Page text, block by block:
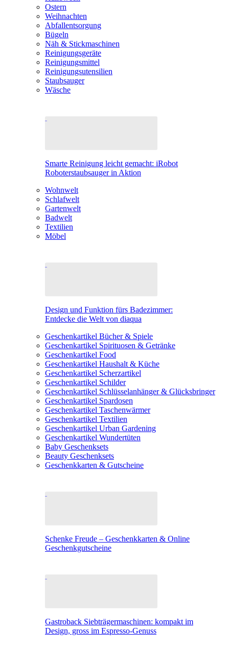
Ostern
Weihnachten
Abfallentsorgung
Bügeln
Näh & Stickmaschinen
Reinigungsgeräte
Reinigungsmittel
Reinigungsutensilien
Staubsauger
Wäsche
Smarte Reinigung leicht gemacht: iRobot
Roboterstaubsauger in Aktion
Wohnwelt
Schlafwelt
Gartenwelt
Badwelt
Textilien
Möbel
Design und Funktion fürs Badezimmer:
Entdecke die Welt von diaqua
Geschenkartikel Bücher & Spiele
Geschenkartikel Spirituosen & Getränke
Geschenkartikel Food
Geschenkartikel Haushalt & Küche
Geschenkartikel Scherzartikel
Geschenkartikel Schilder
Geschenkartikel Schlüsselanhänger & Glücksbringer
Geschenkartikel Spardosen
Geschenkartikel Taschenwärmer
Geschenkartikel Textilien
Geschenkartikel Urban Gardening
Geschenkartikel Wundertüten
Baby Geschenksets
Beauty Geschenksets
Geschenkkarten & Gutscheine
Schenke Freude – Geschenkkarten & Online
Geschenkgutscheine
Gastroback Siebträgermaschinen: kompakt im
Design, gross im Espresso-Genuss